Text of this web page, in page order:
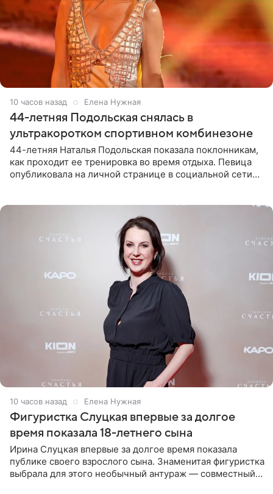
10 часов назад Елена Нужная
44-летняя Подольская снялась в
ультракоротком спортивном комбинезоне
44-летняя Наталья Подольская показала поклонникам,
как проходит ее тренировка во время отдыха. Певица
опубликовала на личной странице в социальной сети
10 часов назад Елена Нужная
Фигуристка Слуцкая впервые за долгое
время показала 18-летнего сына
Ирина Слуцкая впервые за долгое время показала
публике своего взрослого сына. Знаменитая фигуристка
выбрала для этого необычный антураж — совместный